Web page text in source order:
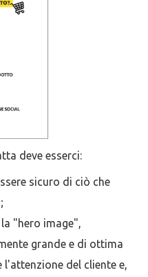
deve esserci:
sicuro di ciò che
la "hero image",
grande e di ottima
del cliente e,